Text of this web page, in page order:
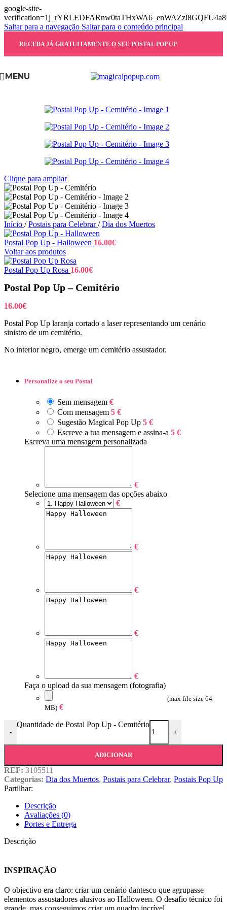
google-site-
Saltar para a navegação Saltar para o conteúdo principal
RECEBA JÁ GRATUITAMENTE O SEU POSTAL POP UP
MENU
Clique para ampliar
Início / Postais para Celebrar/ Dia dos Muertos
Postal Pop Up - Halloween 16.00€
Voltar aos produtos
Postal Pop Up Rosa 16.00€
Postal Pop Up – Cemitério
16.00€
Postal Pop Up laranja cortado a laser representando um cenário
sinistro de um cemitério.
No interior negro, emerge um cemitério assustador.
Personalize o seu Postal
Sem mensagem €
Com mensagem 5 €
Sugestão Magical Pop Up 5 €
Escreve a tua mensagem e assina-a 5 €
Escreva uma mensagem personalizada
€
Selecione uma mensagem das opções abaixo
€
€
€
€
€
Faça o upload da sua mensagem (fotografia)
(max file size 64
MB) €
-
Quantidade de Postal Pop Up - Cemitério
+
ADICIONAR
REF: 3105511
Categorias: Dia dos Muertos, Postais para Celebrar, Postais Pop Up
Partilhar:
Descrição
Avaliações (0)
Portes e Entrega
Descrição
INSPIRAÇÃO
O objectivo era claro: criar um cenário dantesco que agrupasse
elementos assustadores alusivos ao Halloween. O desafio técnico foi